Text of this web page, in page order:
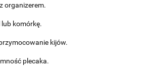
organizerem.
komórkę.
kijów.
plecaka.